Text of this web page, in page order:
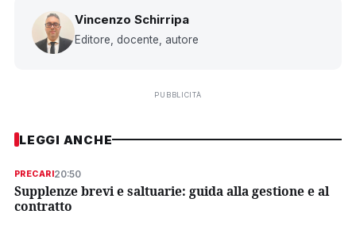
Vincenzo Schirripa
Editore, docente, autore
PUBBLICITÀ
LEGGI ANCHE
PRECARI20:50
Supplenze brevi e saltuarie: guida alla gestione e al
contratto